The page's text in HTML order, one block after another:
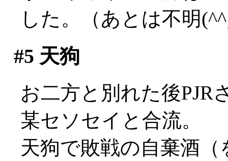
した。（あとは不明
#5 天狗
お二方と別れた後PJR
某セソセイと合流。
天狗で敗戦の自棄酒（